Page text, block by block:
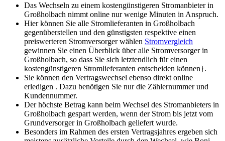
Das Wechseln zu einem kostengünstigeren Stromanbieter in
Großholbach nimmt online nur wenige Minuten in Anspruch.
Hier können Sie alle Stromlieferanten in Großholbach
gegenüberstellen und den günstigsten respektive einen
preiswerteren Stromversorger wählen Stromvergleich
gewinnen Sie einen Überblick über alle Stromversorger in
Großholbach, so dass Sie sich letztendlich für einen
kostengünstigeren Stromlieferanten entscheiden können}.
Sie können den Vertragswechsel ebenso direkt online
erledigen . Dazu benötigen Sie nur die Zählernummer und
Kundennummer.
Der höchste Betrag kann beim Wechsel des Stromanbieters in
Großholbach gespart werden, wenn der Strom bis jetzt vom
Grundversorger in Großholbach geliefert wurde.
Besonders im Rahmen des ersten Vertragsjahres ergeben sich